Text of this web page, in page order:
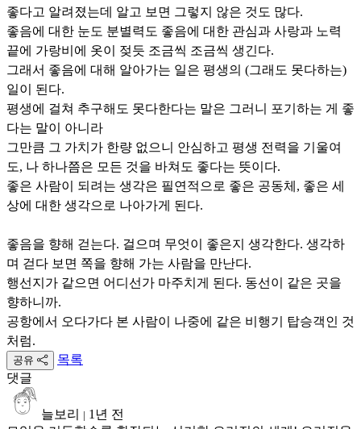
좋다고 알려졌는데 알고 보면 그렇지 않은 것도 많다.
좋음에 대한 눈도 분별력도 좋음에 대한 관심과 사랑과 노력
끝에 가랑비에 옷이 젖듯 조금씩 조금씩 생긴다.
그래서 좋음에 대해 알아가는 일은 평생의 (그래도 못다하는)
일이 된다.
평생에 걸쳐 추구해도 못다한다는 말은 그러니 포기하는 게 좋
다는 말이 아니라
그만큼 그 가치가 한량 없으니 안심하고 평생 전력을 기울여
도, 나 하나쯤은 모든 것을 바쳐도 좋다는 뜻이다.
좋은 사람이 되려는 생각은 필연적으로 좋은 공동체, 좋은 세
상에 대한 생각으로 나아가게 된다.
좋음을 향해 걷는다. 걸으며 무엇이 좋은지 생각한다. 생각하
며 걷다 보면 쪽을 향해 가는 사람을 만난다.
행선지가 같으면 어디선가 마주치게 된다. 동선이 같은 곳을
향하니까.
공항에서 오다가다 본 사람이 나중에 같은 비행기 탑승객인 것
처럼.
공유
목록
댓글
늘보리 | 1년 전